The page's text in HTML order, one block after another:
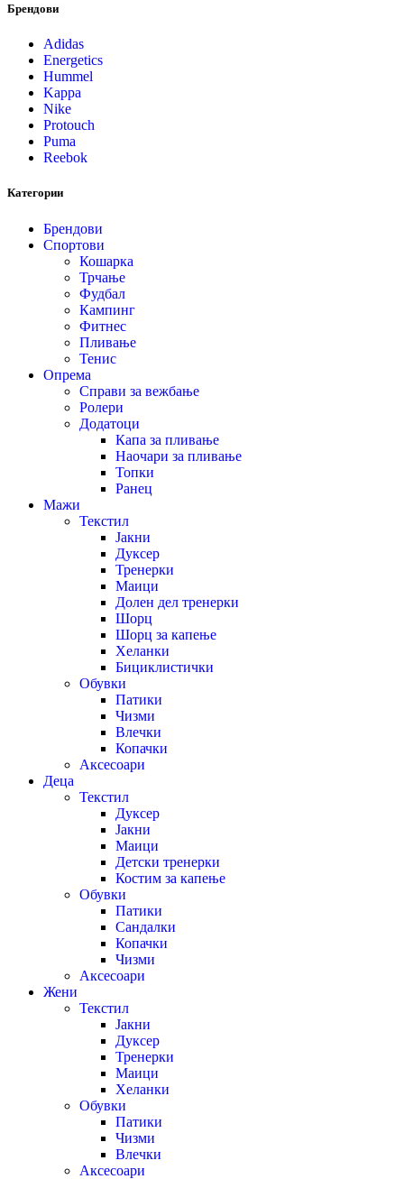
Брендови
Adidas
Energetics
Hummel
Kappa
Nike
Protouch
Puma
Reebok
Категории
Брендови
Спортови
Кошарка
Трчање
Фудбал
Кампинг
Фитнес
Пливање
Тенис
Опрема
Справи за вежбање
Ролери
Додатоци
Капа за пливање
Наочари за пливање
Топки
Ранец
Мажи
Текстил
Јакни
Дуксер
Тренерки
Маици
Долен дел тренерки
Шорц
Шорц за капење
Хеланки
Бициклистички
Обувки
Патики
Чизми
Влечки
Копачки
Аксесоари
Деца
Текстил
Дуксер
Јакни
Маици
Детски тренерки
Костим за капење
Обувки
Патики
Сандалки
Копачки
Чизми
Аксесоари
Жени
Текстил
Јакни
Дуксер
Тренерки
Маици
Хеланки
Обувки
Патики
Чизми
Влечки
Аксесоари